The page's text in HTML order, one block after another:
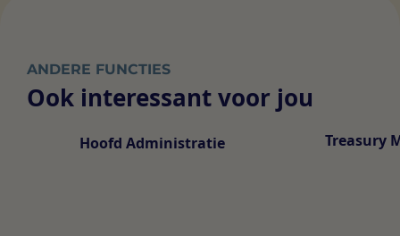
ANDERE FUNCTIES
Ook interessant voor jou
Hoofd Administratie Treasury